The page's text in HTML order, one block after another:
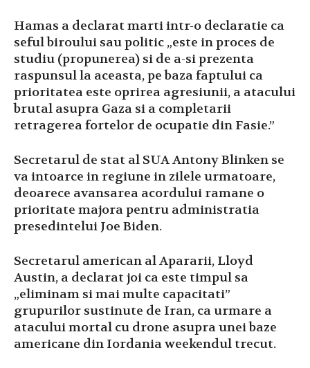
Hamas a declarat marti intr-o declaratie ca
seful biroului sau politic „este in proces de
studiu (propunerea) si de a-si prezenta
raspunsul la aceasta, pe baza faptului ca
prioritatea este oprirea agresiunii, a atacului
brutal asupra Gaza si a completarii
retragerea fortelor de ocupatie din Fasie.”
Secretarul de stat al SUA Antony Blinken se
va intoarce in regiune in zilele urmatoare,
deoarece avansarea acordului ramane o
prioritate majora pentru administratia
presedintelui Joe Biden.
Secretarul american al Apararii, Lloyd
Austin, a declarat joi ca este timpul sa
„eliminam si mai multe capacitati”
grupurilor sustinute de Iran, ca urmare a
atacului mortal cu drone asupra unei baze
americane din Iordania weekendul trecut.